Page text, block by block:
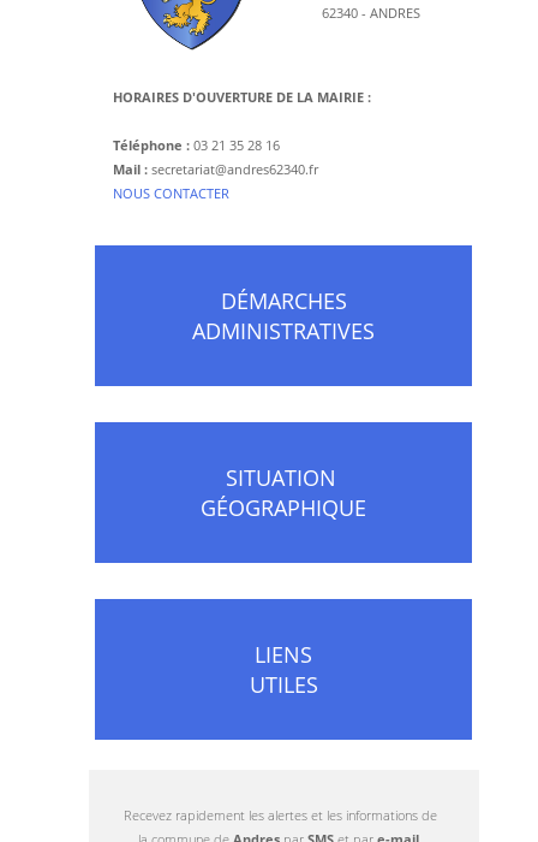
62340 - ANDRES
HORAIRES D'OUVERTURE DE LA MAIRIE :
Téléphone : 03 21 35 28 16
Mail : secretariat@andres62340.fr
​NOUS CONTACTER
DÉMARCHES
ADMINISTRATIVES
SITUATION
GÉOGRAPHIQUE
LIENS
UTILES
Recevez rapidement les alertes et les informations de